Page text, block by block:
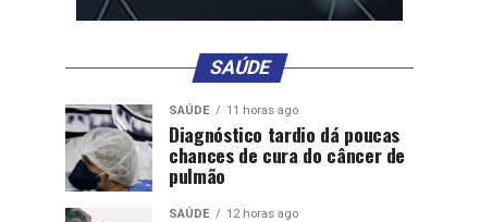
SAÚDE
SAÚDE 11 horas ago
Diagnóstico tardio dá poucas
chances de cura do câncer de
pulmão
SAÚDE 12 horas ago